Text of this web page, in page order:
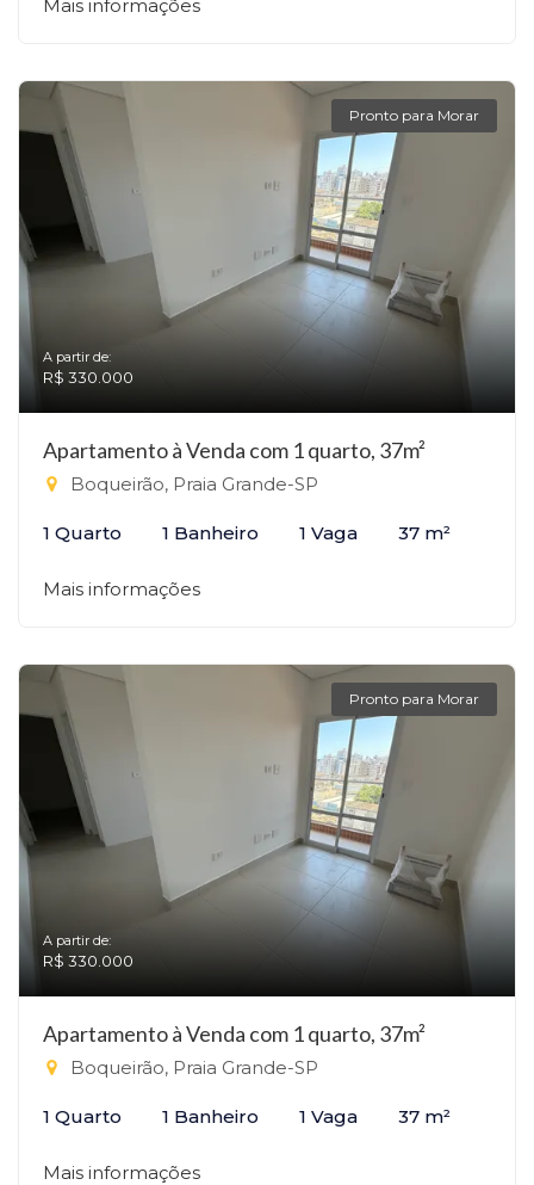
Mais informações
Pronto para Morar
A partir de:
R$ 330.000
Apartamento à Venda com 1 quarto, 37m²
Boqueirão, Praia Grande-SP
1 Quarto 1 Banheiro 1 Vaga 37 m²
Mais informações
Pronto para Morar
A partir de:
R$ 330.000
Apartamento à Venda com 1 quarto, 37m²
Boqueirão, Praia Grande-SP
1 Quarto 1 Banheiro 1 Vaga 37 m²
Mais informações